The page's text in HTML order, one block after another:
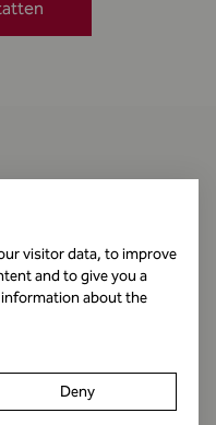
visitor data, to improve
and to give you a
information about the
Deny